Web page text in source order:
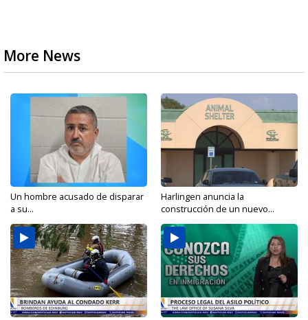
More News
Un hombre acusado de disparar
a su...
Harlingen anuncia la
construcción de un nuevo...